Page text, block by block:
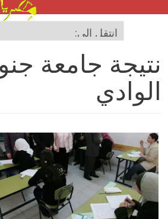
نتيجة جامعة
الوادي